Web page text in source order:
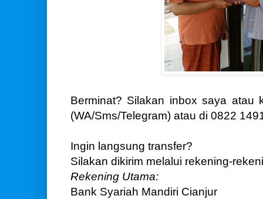
Berminat? Silakan inbox saya atau
(WA/Sms/Telegram) atau di 0822
Ingin langsung transfer?
Silakan dikirim melalui rekening-
Rekening Utama:
Bank Syariah Mandiri Cianjur